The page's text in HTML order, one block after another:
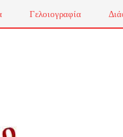
Γελοιογραφία